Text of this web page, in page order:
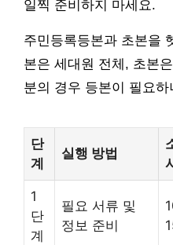
일찍 준비하지 마세요.
주민등록등본과 초본을
본은 세대원 전체, 초본
분의 경우 등본이 필요
단
계
실행 방법
1
단
계
필요 서류 및
정보 준비